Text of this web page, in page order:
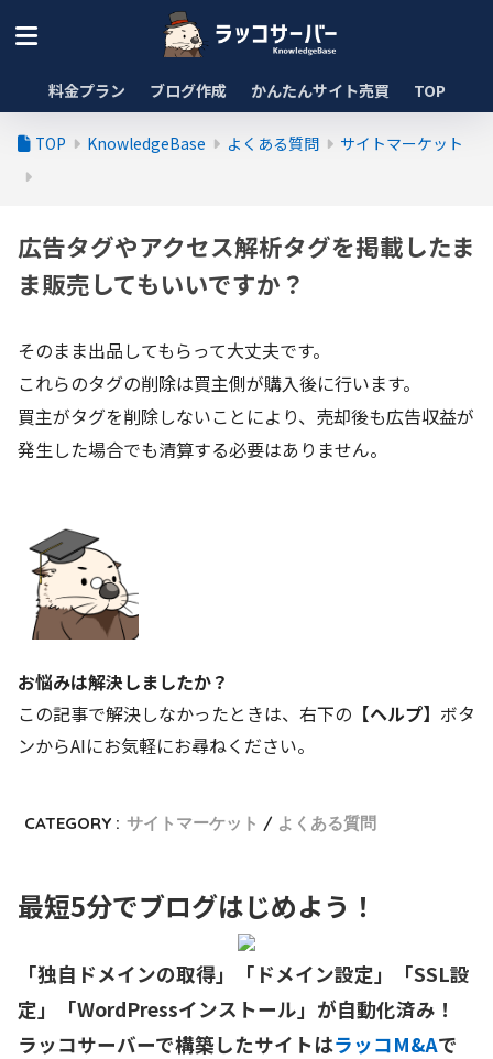
料金プラン ブログ作成 かんたんサイト売買 TOP
TOP KnowledgeBase よくある質問 サイトマーケット
広告タグやアクセス解析タグを掲載したま
ま販売してもいいですか？
そのまま出品してもらって大丈夫です。
これらのタグの削除は買主側が購入後に行います。
買主がタグを削除しないことにより、売却後も広告収益が
発生した場合でも清算する必要はありません。
お悩みは解決しましたか？
この記事で解決しなかったときは、右下の 【ヘルプ】 ボタ
ンからAIにお気軽にお尋ねください。
CATEGORY : サイトマーケット よくある質問
最短5分でブログはじめよう！
「独自ドメインの取得」「ドメイン設定」「SSL設
定」「WordPressインストール」が自動化済み！
ラッコサーバーで構築したサイトはラッコM&Aで